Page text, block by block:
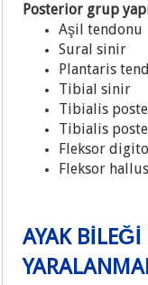
Posterior grup
Aşil tendonu
Sural sinir
Plantaris
Tibial sinir
Tibialis
Tibialis
Fleksor
Fleksor
AYAK BİLEĞİ